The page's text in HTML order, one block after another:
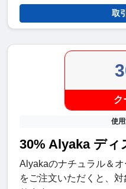
取
ク
使
30% Alyaka ディ
Alyakaのナチュラル＆
をご注文いただくと、